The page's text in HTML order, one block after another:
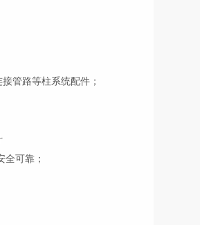
管路等柱系统配件；
可靠；